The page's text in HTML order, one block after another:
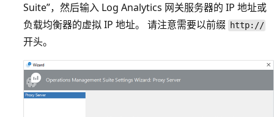
Suite”，然后输入 Log Analytics 网关服务器的 IP 地址或
负载均衡器的虚拟 IP 地址。
请注意需要以前缀 http://
开头。